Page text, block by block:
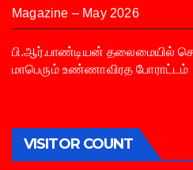
Magazine – May 2026
பி.ஆர்.பாண்டியன் தலைமையில்
மாபெரும் உண்ணாவிரத போராட்டம்
VISITOR COUNT